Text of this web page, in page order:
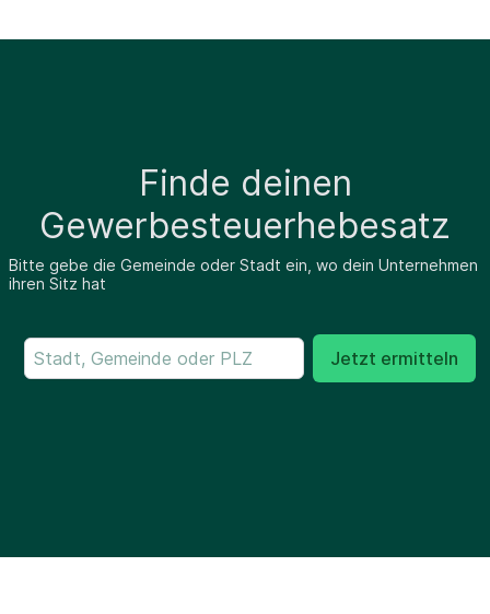
Finde deinen
Gewerbesteuerhebesatz
Bitte gebe die Gemeinde oder Stadt ein, wo dein Unternehmen
ihren Sitz hat
Jetzt ermitteln